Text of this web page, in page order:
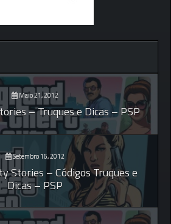
Maio 21, 2012
– Truques e Dicas – PSP
Setembro 16, 2012
Stories – Códigos Truques e
Dicas – PSP